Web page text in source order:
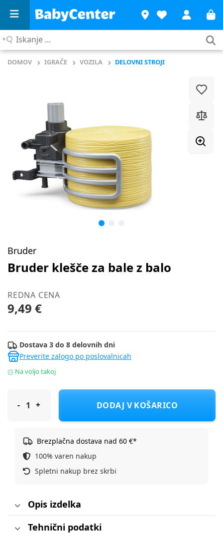
Iskanje
DOMOV IGRAČE VOZILA DELOVNI STROJI
Bruder
Bruder klešče za bale z balo
REDNA CENA
9,49 €
Dostava 3 do 8 delovnih dni
Preverite zalogo po poslovalnicah
Na voljo takoj
Bruder klešče za bale z balo
DODAJ V KOŠARICO
Brezplačna dostava nad 60 €*
100% varen nakup
Spletni nakup brez skrbi
Opis izdelka
Tehnični podatki